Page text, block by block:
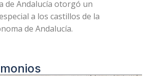
de Andalucía otorgó un
a los castillos de la
de Andalucía.